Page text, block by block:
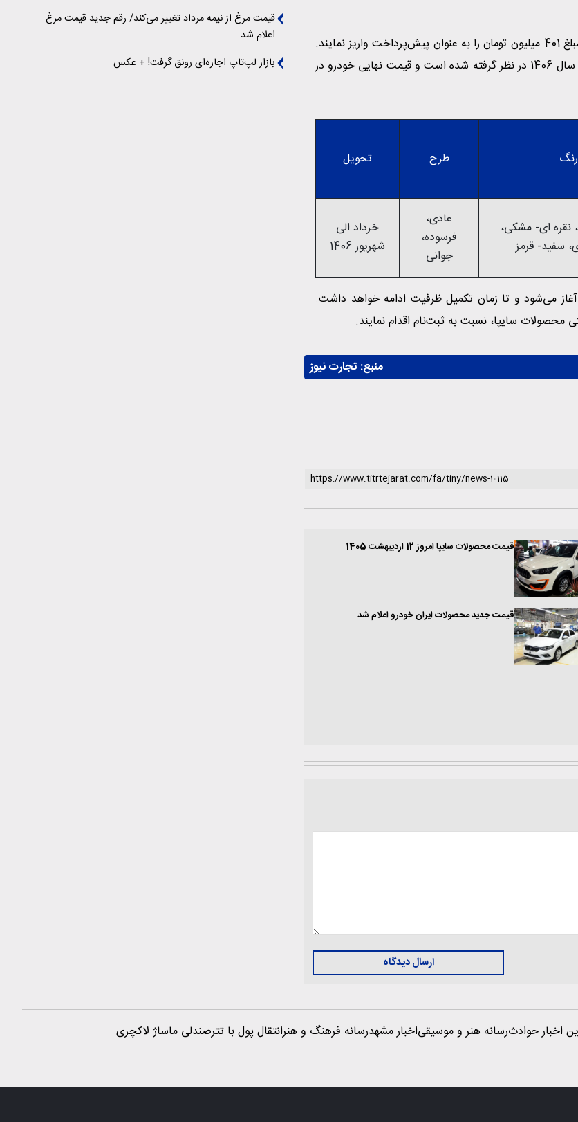
بر اساس بخشنامه منتشر شده، متقاضیان برای شرکت در این طرح باید مبلغ 401 میلیون تومان را به عنوان پیش‌پرداخت واریز نمایند.
موعد تحویل خودروهای ثبت‌نامی در این بخشنامه، خرداد الی شهریورماه سال 1406 در نظر گرفته شده است و قیمت نهایی خودرو در
رنگ طرح تحویل
ای- مشکی،
سفید- قرمز
عادی،
فرسوده،
جوانی
خرداد الی
شهریور 1406
فروش از ساعت 10 صبح روز یکشنبه 17 خردادماه آغاز می‌شود و تا زمان تکمیل ظرفیت ادامه خواهد داشت.
محصولات سایپا، نسبت به ثبت‌نام اقدام نمایند.
منبع: تجارت نیوز
قیمت محصولات سایپا امروز 12 اردیبهشت 1405
قیمت جدید محصولات ایران خودرو اعلام شد
ارسال دیدگاه
قیمت مرغ از نیمه مرداد تغییر می‌کند/ رقم جدید قیمت مرغ
اعلام شد
بازار لپ‌تاپ اجاره‌ای رونق گرفت! + عکس
اخبار حوادثرسانه هنر و موسیقیاخبار مشهدرسانه فرهنگ و هنرانتقال پول با تترصندلی ماساژ لاکچری